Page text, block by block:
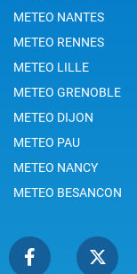
METEO NANTES
METEO RENNES
METEO LILLE
METEO GRENOBLE
METEO DIJON
METEO PAU
METEO NANCY
METEO BESANCON